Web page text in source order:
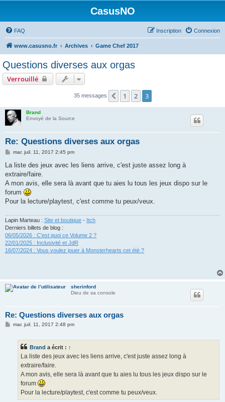
CasusNO
FAQ Connexion
Inscription
www.casusno.fr Archives Game Chef 2017
Questions diverses aux orgas
Verrouillé
35 messages Précédent
1 2 3
Brand
Envoyé de la Source
Re: Questions diverses aux orgas
M
s
a
g
mar. juil. 11, 2017 2:45 pm
La liste des jeux avec les liens arrive, c'est juste assez long à
extraire/faire.
A mon avis, elle sera là avant que tu aies lu tous les jeux dispo sur le
forum
Pour la lecture/playtest, c'est comme tu peux/veux.
Lapin Marteau : Site et boutique - Itch
Derniers billets de blog :
06/05/2026 : C'est quoi ce Volume 2 ?
22/01/2025 : Inclusivité et JdR
16/07/2024 : Vous voulez jouer à Monsterhearts cet été ?
sherinford
Dieu de sa console
Re: Questions diverses aux orgas
Mmar. juil. 11, 2017 2:48 pm
Brand a écrit : ↑
La liste des jeux avec les liens arrive, c'est juste assez long à
extraire/faire.
A mon avis, elle sera là avant que tu aies lu tous les jeux dispo sur le
forum
Pour la lecture/playtest, c'est comme tu peux/veux.